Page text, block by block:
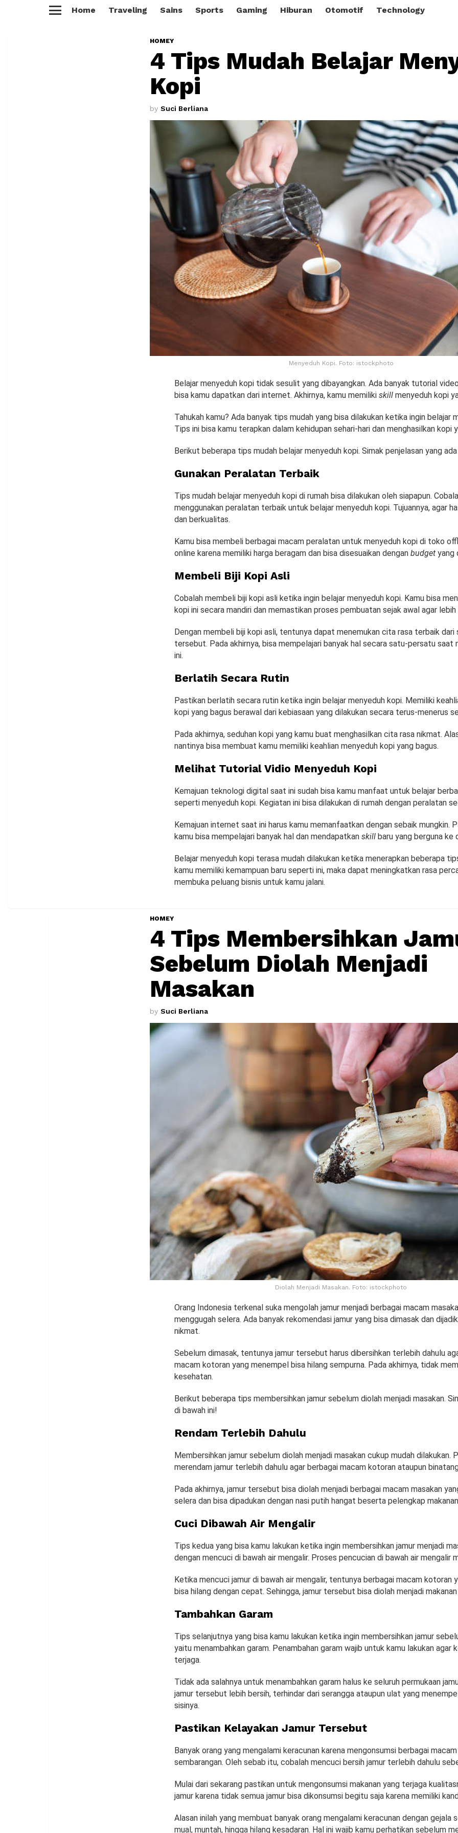
Home Traveling Sains Sports Gaming Hiburan Otomotif Technology
HOMEY
4 Tips Mudah Belajar
Kopi
by Suci Berliana
Menyeduh Kopi. Foto: istockphoto
Belajar menyeduh kopi tidak sesulit yang dibayangkan. Ada banyak tutorial
bisa kamu dapatkan dari internet. Akhirnya, kamu memiliki skill menyeduh kopi
Tahukah kamu? Ada banyak tips mudah yang bisa dilakukan ketika ingin belajar
Tips ini bisa kamu terapkan dalam kehidupan sehari-hari dan menghasilkan kopi
Berikut beberapa tips mudah belajar menyeduh kopi. Simak penjelasan yang
Gunakan Peralatan Terbaik
Tips mudah belajar menyeduh kopi di rumah bisa dilakukan oleh siapapun.
menggunakan peralatan terbaik untuk belajar menyeduh kopi. Tujuannya, agar
dan berkualitas.
Kamu bisa membeli berbagai macam peralatan untuk menyeduh kopi di toko
online karena memiliki harga beragam dan bisa disesuaikan dengan budget yang
Membeli Biji Kopi Asli
Cobalah membeli biji kopi asli ketika ingin belajar menyeduh kopi. Kamu bisa
kopi ini secara mandiri dan memastikan proses pembuatan sejak awal agar
Dengan membeli biji kopi asli, tentunya dapat menemukan cita rasa terbaik dari
tersebut. Pada akhirnya, bisa mempelajari banyak hal secara satu-persatu saat
ini.
Berlatih Secara Rutin
Pastikan berlatih secara rutin ketika ingin belajar menyeduh kopi. Memiliki
kopi yang bagus berawal dari kebiasaan yang dilakukan secara terus-menerus
Pada akhirnya, seduhan kopi yang kamu buat menghasilkan cita rasa nikmat.
nantinya bisa membuat kamu memiliki keahlian menyeduh kopi yang bagus.
Melihat Tutorial Vidio Menyeduh Kopi
Kemajuan teknologi digital saat ini sudah bisa kamu manfaat untuk belajar
seperti menyeduh kopi. Kegiatan ini bisa dilakukan di rumah dengan peralatan
Kemajuan internet saat ini harus kamu memanfaatkan dengan sebaik mungkin.
kamu bisa mempelajari banyak hal dan mendapatkan skill baru yang berguna ke
Belajar menyeduh kopi terasa mudah dilakukan ketika menerapkan beberapa
kamu memiliki kemampuan baru seperti ini, maka dapat meningkatkan rasa
membuka peluang bisnis untuk kamu jalani.
HOMEY
4 Tips Membersihkan
Sebelum Diolah Menjadi
Masakan
by Suci Berliana
Diolah Menjadi Masakan. Foto: istockphoto
Orang Indonesia terkenal suka mengolah jamur menjadi berbagai macam
menggugah selera. Ada banyak rekomendasi jamur yang bisa dimasak dan
nikmat.
Sebelum dimasak, tentunya jamur tersebut harus dibersihkan terlebih dahulu
macam kotoran yang menempel bisa hilang sempurna. Pada akhirnya, tidak
kesehatan.
Berikut beberapa tips membersihkan jamur sebelum diolah menjadi masakan.
di bawah ini!
Rendam Terlebih Dahulu
Membersihkan jamur sebelum diolah menjadi masakan cukup mudah dilakukan.
merendam jamur terlebih dahulu agar berbagai macam kotoran ataupun
Pada akhirnya, jamur tersebut bisa diolah menjadi berbagai macam masakan
selera dan bisa dipadukan dengan nasi putih hangat beserta pelengkap
Cuci Dibawah Air Mengalir
Tips kedua yang bisa kamu lakukan ketika ingin membersihkan jamur menjadi
dengan mencuci di bawah air mengalir. Proses pencucian di bawah air mengalir
Ketika mencuci jamur di bawah air mengalir, tentunya berbagai macam kotoran
bisa hilang dengan cepat. Sehingga, jamur tersebut bisa diolah menjadi
Tambahkan Garam
Tips selanjutnya yang bisa kamu lakukan ketika ingin membersihkan jamur
yaitu menambahkan garam. Penambahan garam wajib untuk kamu lakukan agar
terjaga.
Tidak ada salahnya untuk menambahkan garam halus ke seluruh permukaan
jamur tersebut lebih bersih, terhindar dari serangga ataupun ulat yang
sisinya.
Pastikan Kelayakan Jamur Tersebut
Banyak orang yang mengalami keracunan karena mengonsumsi berbagai
sembarangan. Oleh sebab itu, cobalah mencuci bersih jamur terlebih dahulu
Mulai dari sekarang pastikan untuk mengonsumsi makanan yang terjaga
jamur karena tidak semua jamur bisa dikonsumsi begitu saja karena memiliki
Alasan inilah yang membuat banyak orang mengalami keracunan dengan gejala
mual, muntah, hingga hilang kesadaran. Hal ini wajib kamu perhatikan sebelum